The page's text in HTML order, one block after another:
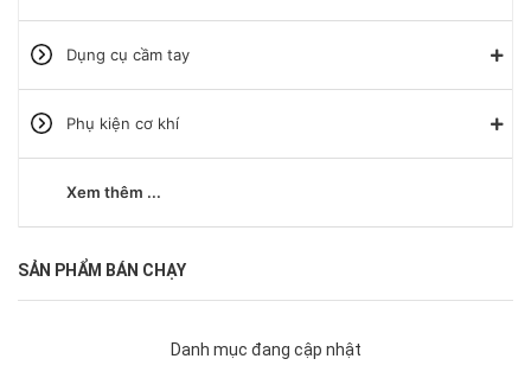
Dụng cụ cầm tay
Phụ kiện cơ khí
Xem thêm ...
SẢN PHẨM BÁN CHẠY
Danh mục đang cập nhật